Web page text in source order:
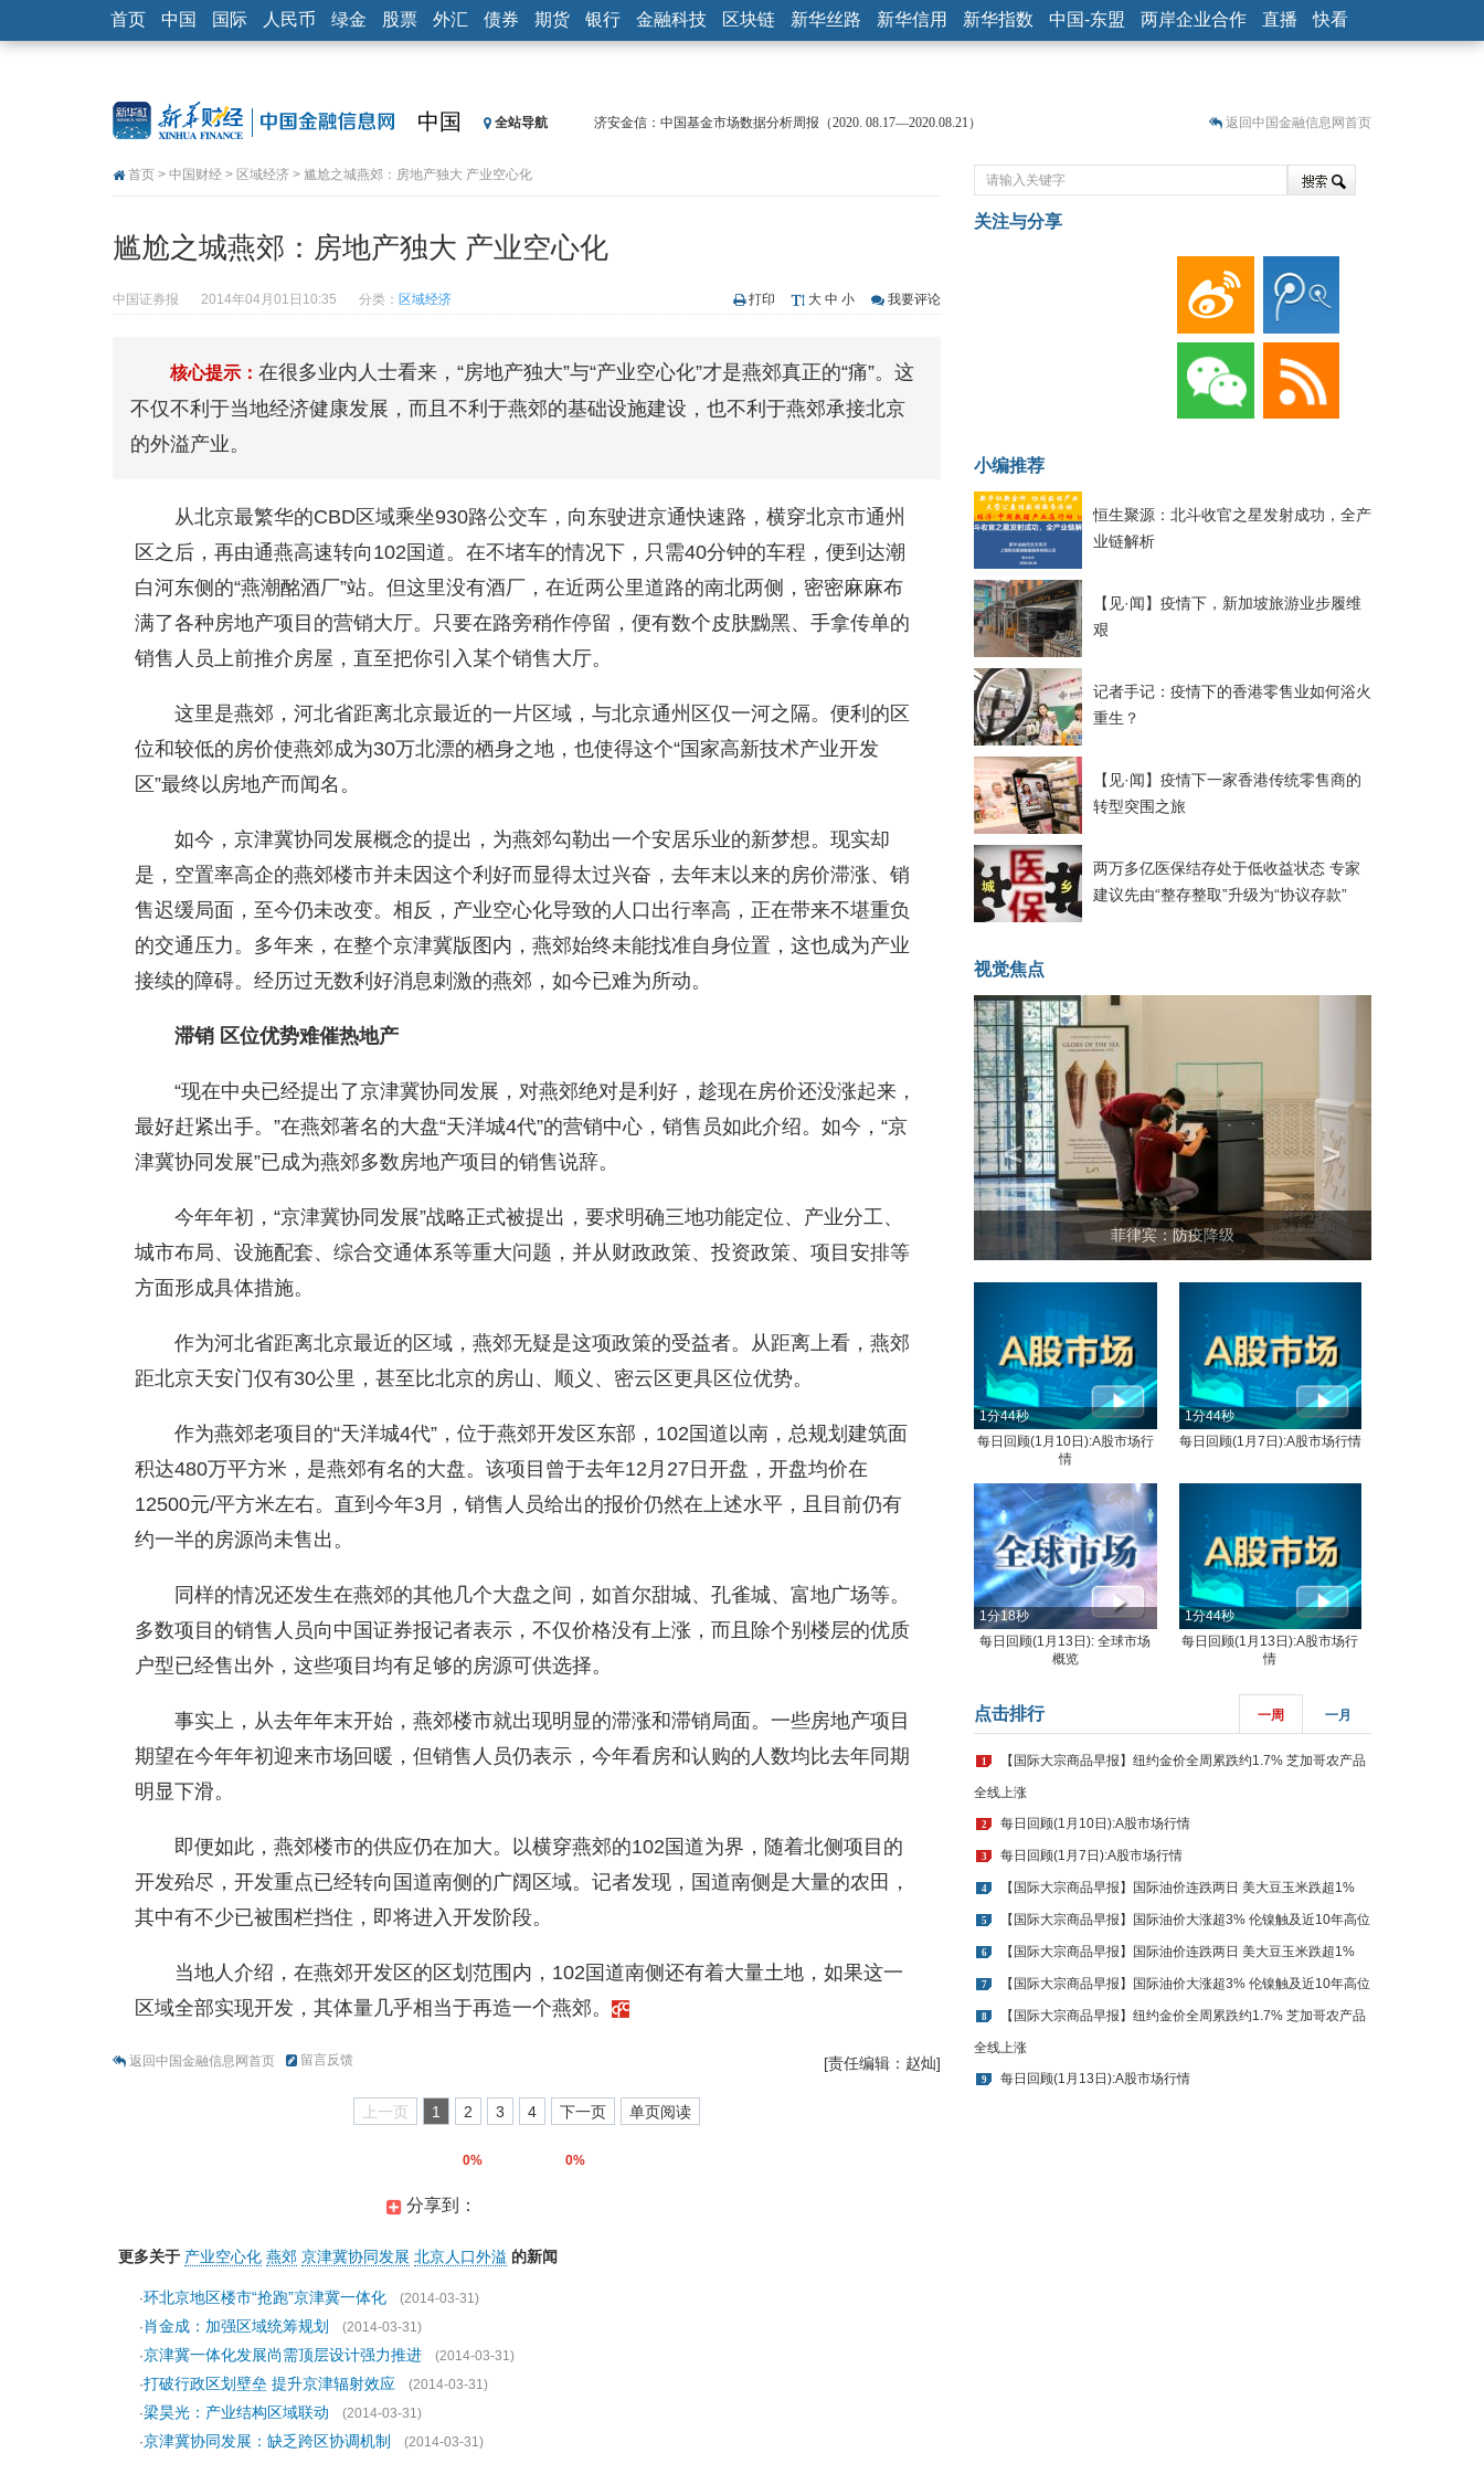
首页 中国 国际 人民币 绿金 股票 外汇 债券 期货 银行 金融科技 区块链 新华丝路 新华信用 新华指数 中国-东盟 两岸企业合作 直播 快看
中国 全站导航
济安金信：中国基金市场数据分析周报（2020. 08.17—2020.08.21）
济安金信：中国基金市场数据分析周报（2020. 07.27—2020.07.31）
央行公开市场净投放300亿元 短端资金利率明显下行
恒生聚源：北斗收官之星发射成功，全产业链解析
返回中国金融信息网首页
首页 > 中国财经 > 区域经济 > 尴尬之城燕郊：房地产独大 产业空心化
尴尬之城燕郊：房地产独大 产业空心化
中国证券报 2014年04月01日10:35 分类： 区域经济 打印 大 中 小 我要评论
核心提示： 在很多业内人士看来，“房地产独大”与“产业空心化”才是燕郊真正的“痛”。这
不仅不利于当地经济健康发展，而且不利于燕郊的基础设施建设，也不利于燕郊承接北京
的外溢产业。
从北京最繁华的CBD区域乘坐930路公交车，向东驶进京通快速路，横穿北京市通州
区之后，再由通燕高速转向102国道。在不堵车的情况下，只需40分钟的车程，便到达潮
白河东侧的“燕潮酩酒厂”站。但这里没有酒厂，在近两公里道路的南北两侧，密密麻麻布
满了各种房地产项目的营销大厅。只要在路旁稍作停留，便有数个皮肤黝黑、手拿传单的
销售人员上前推介房屋，直至把你引入某个销售大厅。
这里是燕郊，河北省距离北京最近的一片区域，与北京通州区仅一河之隔。便利的区
位和较低的房价使燕郊成为30万北漂的栖身之地，也使得这个“国家高新技术产业开发
区”最终以房地产而闻名。
如今，京津冀协同发展概念的提出，为燕郊勾勒出一个安居乐业的新梦想。现实却
是，空置率高企的燕郊楼市并未因这个利好而显得太过兴奋，去年末以来的房价滞涨、销
售迟缓局面，至今仍未改变。相反，产业空心化导致的人口出行率高，正在带来不堪重负
的交通压力。多年来，在整个京津冀版图内，燕郊始终未能找准自身位置，这也成为产业
接续的障碍。经历过无数利好消息刺激的燕郊，如今已难为所动。
滞销 区位优势难催热地产
“现在中央已经提出了京津冀协同发展，对燕郊绝对是利好，趁现在房价还没涨起来，
最好赶紧出手。”在燕郊著名的大盘“天洋城4代”的营销中心，销售员如此介绍。如今，“京
津冀协同发展”已成为燕郊多数房地产项目的销售说辞。
今年年初，“京津冀协同发展”战略正式被提出，要求明确三地功能定位、产业分工、
城市布局、设施配套、综合交通体系等重大问题，并从财政政策、投资政策、项目安排等
方面形成具体措施。
作为河北省距离北京最近的区域，燕郊无疑是这项政策的受益者。从距离上看，燕郊
距北京天安门仅有30公里，甚至比北京的房山、顺义、密云区更具区位优势。
作为燕郊老项目的“天洋城4代”，位于燕郊开发区东部，102国道以南，总规划建筑面
积达480万平方米，是燕郊有名的大盘。该项目曾于去年12月27日开盘，开盘均价在
12500元/平方米左右。直到今年3月，销售人员给出的报价仍然在上述水平，且目前仍有
约一半的房源尚未售出。
同样的情况还发生在燕郊的其他几个大盘之间，如首尔甜城、孔雀城、富地广场等。
多数项目的销售人员向中国证券报记者表示，不仅价格没有上涨，而且除个别楼层的优质
户型已经售出外，这些项目均有足够的房源可供选择。
事实上，从去年年末开始，燕郊楼市就出现明显的滞涨和滞销局面。一些房地产项目
期望在今年年初迎来市场回暖，但销售人员仍表示，今年看房和认购的人数均比去年同期
明显下滑。
即便如此，燕郊楼市的供应仍在加大。以横穿燕郊的102国道为界，随着北侧项目的
开发殆尽，开发重点已经转向国道南侧的广阔区域。记者发现，国道南侧是大量的农田，
其中有不少已被围栏挡住，即将进入开发阶段。
当地人介绍，在燕郊开发区的区划范围内，102国道南侧还有着大量土地，如果这一
区域全部实现开发，其体量几乎相当于再造一个燕郊。
返回中国金融信息网首页 留言反馈 [责任编辑：赵灿]
上一页 1 2 3 4 下一页 单页阅读
0% 0%
分享到：
更多关于 产业空心化 燕郊 京津冀协同发展 北京人口外溢 的新闻
·环北京地区楼市“抢跑”京津冀一体化
(2014-03-31)
·肖金成：加强区域统筹规划
(2014-03-31)
·京津冀一体化发展尚需顶层设计强力推进
(2014-03-31)
·打破行政区划壁垒 提升京津辐射效应
(2014-03-31)
·梁昊光：产业结构区域联动
(2014-03-31)
·京津冀协同发展：缺乏跨区协调机制 (2014-03-31)
关注与分享
小编推荐
恒生聚源：北斗收官之星发射成功，全产
业链解析
【见·闻】疫情下，新加坡旅游业步履维
艰
记者手记：疫情下的香港零售业如何浴火
重生？
【见·闻】疫情下一家香港传统零售商的
转型突围之旅
两万多亿医保结存处于低收益状态 专家
建议先由“整存整取”升级为“协议存款”
视觉焦点
菲律宾：防疫降级
< >
1分44秒
每日回顾(1月10日):A股市场行
情
1分44秒
每日回顾(1月7日):A股市场行情
1分18秒
每日回顾(1月13日): 全球市场
概览
1分44秒
每日回顾(1月13日):A股市场行
情
点击排行 一周 一月
1 【国际大宗商品早报】纽约金价全周累跌约1.7% 芝加哥农产品
全线上涨
2 每日回顾(1月10日):A股市场行情
3 每日回顾(1月7日):A股市场行情
4 【国际大宗商品早报】国际油价连跌两日 美大豆玉米跌超1%
5 【国际大宗商品早报】国际油价大涨超3% 伦镍触及近10年高位
6 【国际大宗商品早报】国际油价连跌两日 美大豆玉米跌超1%
7 【国际大宗商品早报】国际油价大涨超3% 伦镍触及近10年高位
8 【国际大宗商品早报】纽约金价全周累跌约1.7% 芝加哥农产品
全线上涨
9 每日回顾(1月13日):A股市场行情